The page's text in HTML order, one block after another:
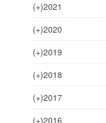
(+)2021
(+)2020
(+)2019
(+)2018
(+)2017
(+)2016